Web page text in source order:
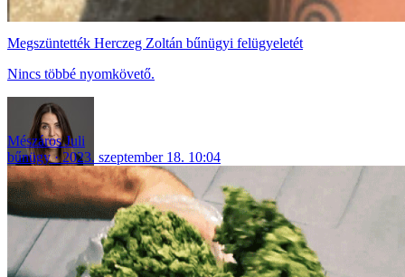
Megszüntették Herczeg Zoltán bűnügyi felügyeletét
Nincs többé nyomkövető.
Mészáros Juli
bűnügy
2023. szeptember 18. 10:04